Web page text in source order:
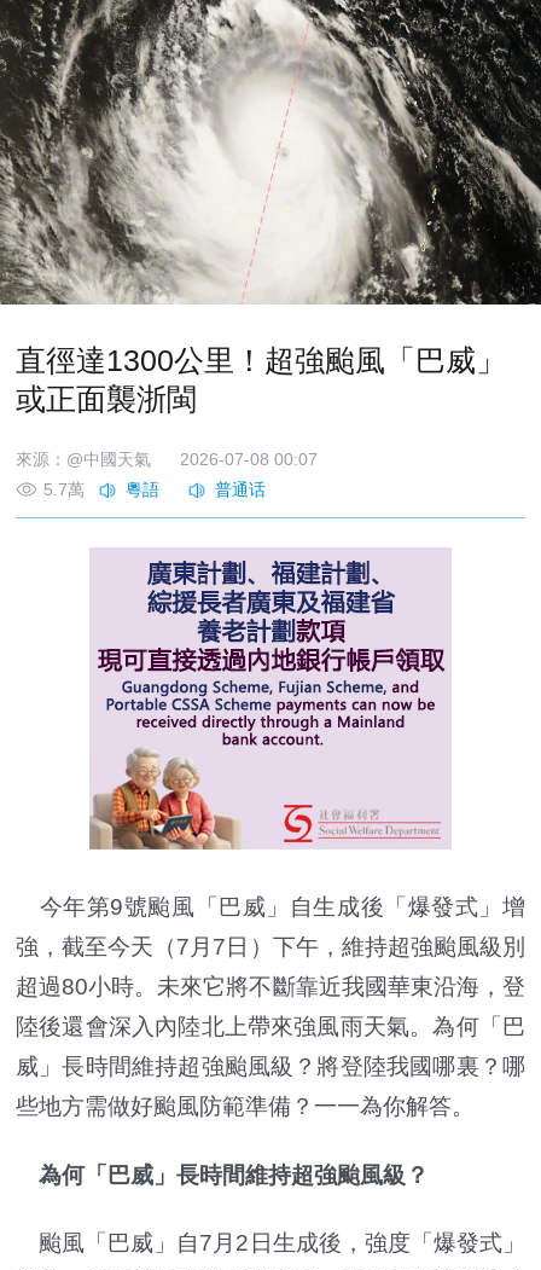
直徑達1300公里！超強颱風「巴威」
或正面襲浙閩
來源：@中國天氣
2026-07-08 00:07
5.7萬
今年第9號颱風「巴威」自生成後「爆發式」增
強，截至今天（7月7日）下午，維持超強颱風級別
超過80小時。未來它將不斷靠近我國華東沿海，登
陸後還會深入內陸北上帶來強風雨天氣。為何「巴
威」長時間維持超強颱風級？將登陸我國哪裏？哪
些地方需做好颱風防範準備？一一為你解答。
為何「巴威」長時間維持超強颱風級？
颱風「巴威」自7月2日生成後，強度「爆發式」